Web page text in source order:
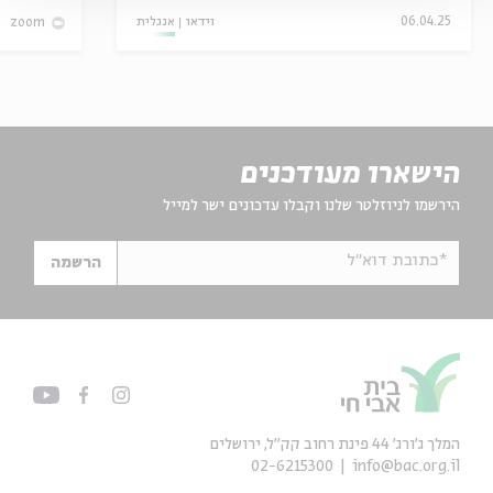
אנגלית וידאו 06.04.25
zoom
הישארו מעודכנים
הירשמו לניוזלטר שלנו וקבלו עדכונים ישר למייל
*כתובת דוא"ל הרשמה
המלך ג'ורג' 44 פינת רחוב קק״ל, ירושלים
info@bac.org.il
02-6215300